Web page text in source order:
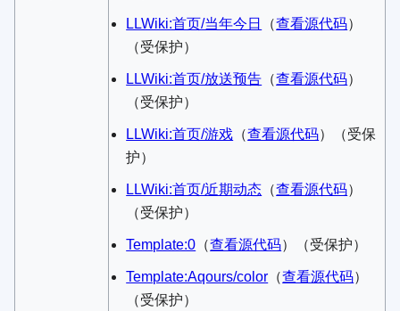
LLWiki:首页/当年今日 ​（查看源代码）​
（受保护）
LLWiki:首页/放送预告 ​（查看源代码）​
（受保护）
LLWiki:首页/游戏 ​（查看源代码）​（受保
护）
LLWiki:首页/近期动态 ​（查看源代码）​
（受保护）
Template:0 ​（查看源代码）​（受保护）
Template:Aqours/color ​（查看源代码）​
（受保护）